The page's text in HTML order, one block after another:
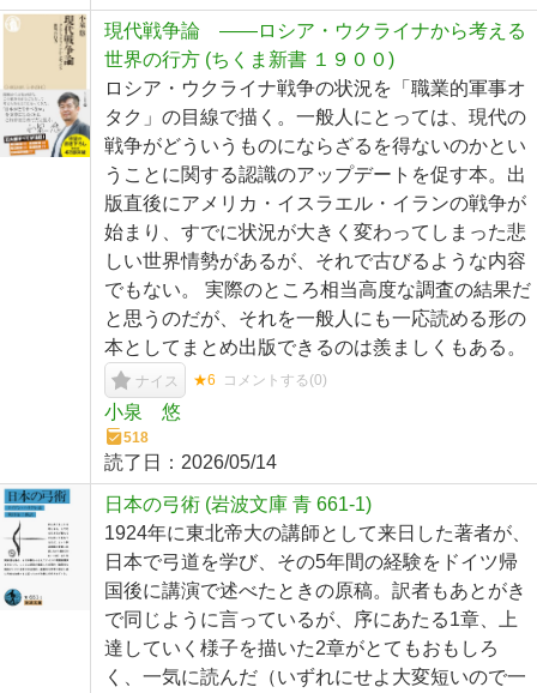
現代戦争論 ――ロシア・ウクライナから考える
世界の行方 (ちくま新書 １９００)
ロシア・ウクライナ戦争の状況を「職業的軍事オ
タク」の目線で描く。一般人にとっては、現代の
戦争がどういうものにならざるを得ないのかとい
うことに関する認識のアップデートを促す本。出
版直後にアメリカ・イスラエル・イランの戦争が
始まり、すでに状況が大きく変わってしまった悲
しい世界情勢があるが、それで古びるような内容
でもない。 実際のところ相当高度な調査の結果だ
と思うのだが、それを一般人にも一応読める形の
本としてまとめ出版できるのは羨ましくもある。
ナイス ★6 コメントする(0)
小泉 悠
518
読了日： 2026/05/14
日本の弓術 (岩波文庫 青 661-1)
1924年に東北帝大の講師として来日した著者が、
日本で弓道を学び、その5年間の経験をドイツ帰
国後に講演で述べたときの原稿。訳者もあとがき
で同じように言っているが、序にあたる1章、上
達していく様子を描いた2章がとてもおもしろ
く、一気に読んだ（いずれにせよ大変短いので一